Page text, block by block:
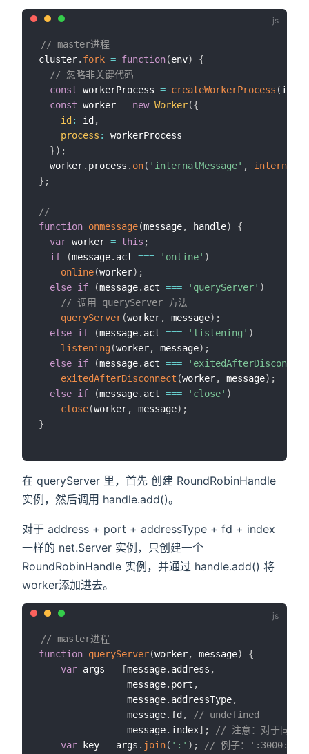
// master进程
cluster. fork = function(env)
{
// 忽略非关键代码
const workerProcess = createWorkerProcess (id
const worker = new Worker({
id : id ,
process :
workerProcess
}) ;
  worker
. process . on( 'internalMessage' , internal
} ;
//
function onmessage(message, handle)
{
var worker = this ;
if
(message. act === 'online' )
online(worker) ;
else if (message. act === 'queryServer' )
// 调用 queryServer 方法
queryServer(worker, message) ;
else if (message. act === 'listening' )
listening(worker, message) ;
else if (message. act ===
exitedAfterDisconnect (worker, message) ;
else if (message. act === 'close' )
close(worker, message) ;
}
在 queryServer 里，首先 创建 RoundRobinHandle
实例，然后调用 handle.add()。
对于 address + port + addressType + fd + index
一样的 net.Server 实例，只创建一个
RoundRobinHandle 实例，并通过 handle.add() 将
worker添加进去。
// master进程
function queryServer(worker, message)
{
var args = [message. address ,
                message
. port ,
                message
. addressType,
                message
. fd ,
// undefined
                message
. index] ;
// 注意：对于同样
var key = args . join( ':' ) ;
// 例子：